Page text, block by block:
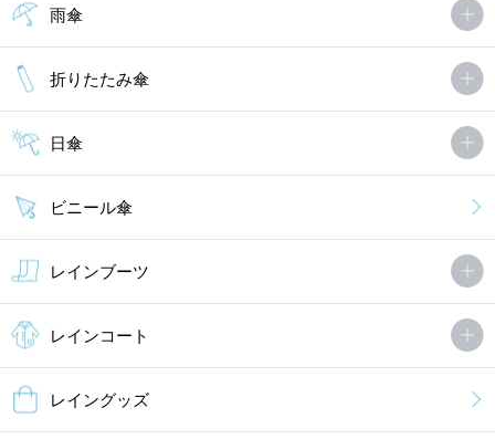
雨傘
折りたたみ傘
日傘
ビニール傘
レインブーツ
レインコート
レイングッズ